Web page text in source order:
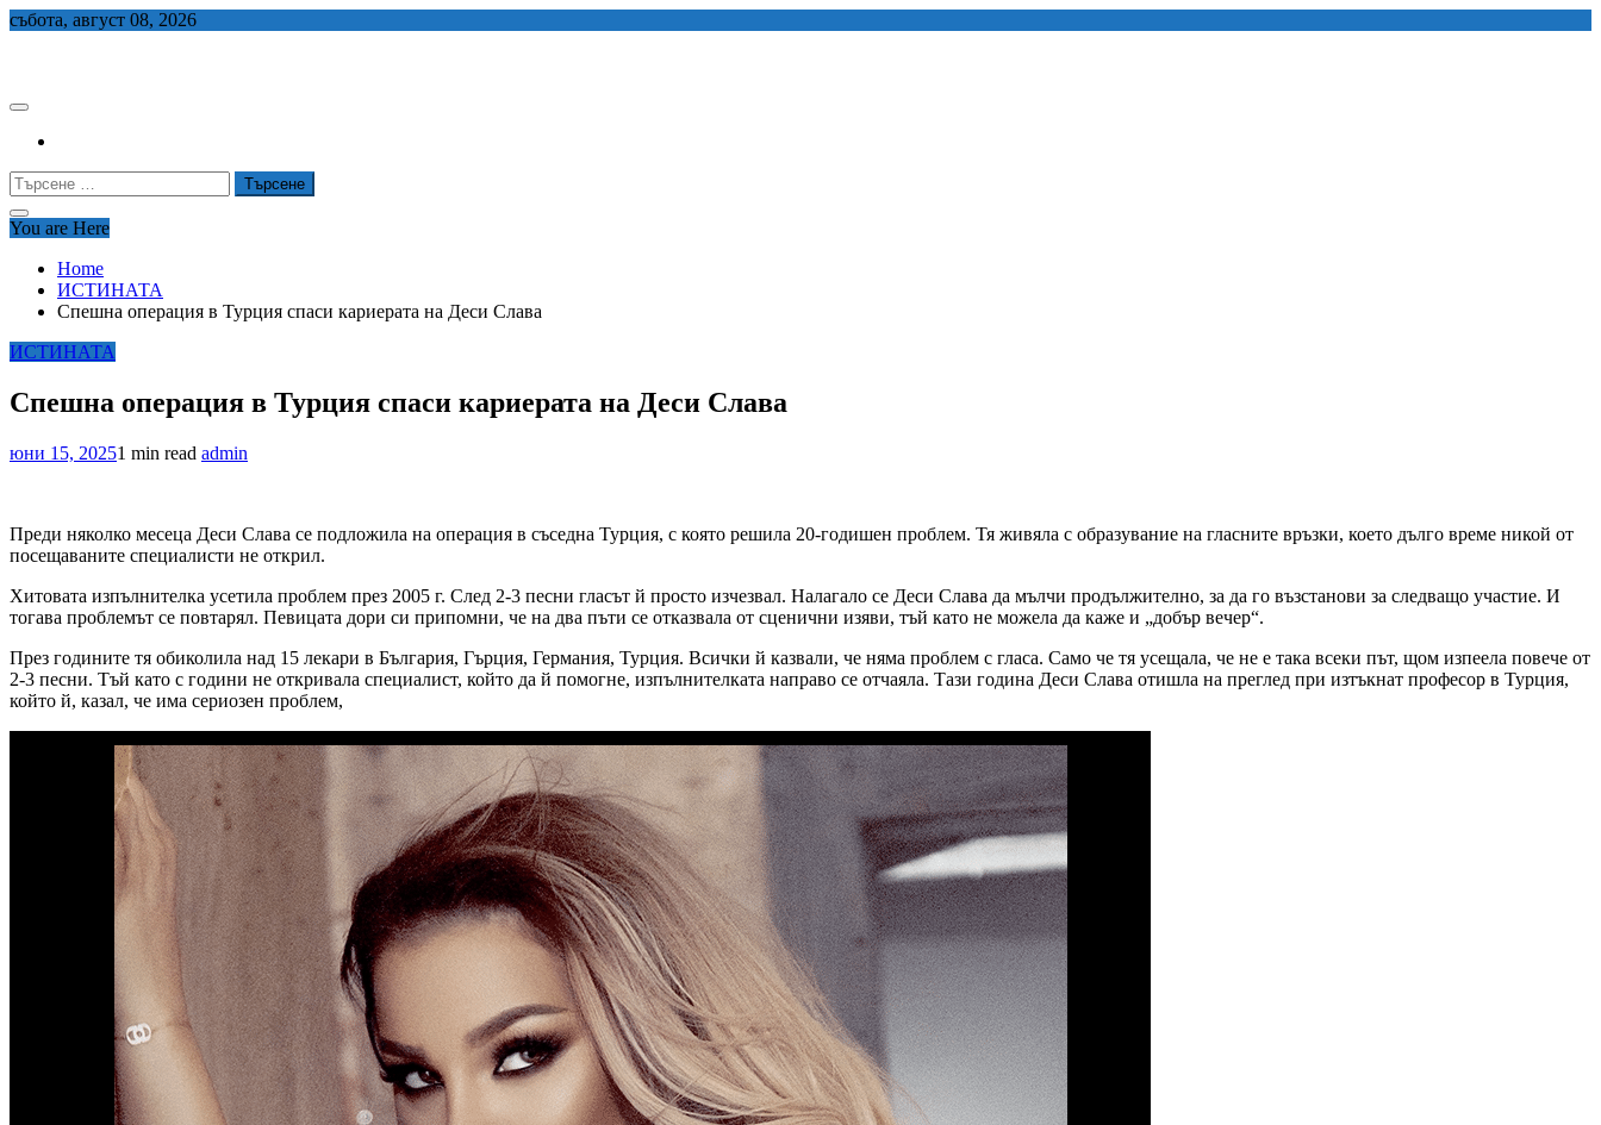
Skip
събота, август 08, 2026
Търсене
за:
You are Here
Home
ИСТИНАТА
Спешна операция в Турция спаси кариерата на Деси Слава
ИСТИНАТА
Спешна операция в Турция спаси кариерата на Деси Слава
юни 15, 20251 min read admin
Преди няколко месеца Деси Слава се подложила на операция в съседна Турция, с която решила 20-годишен проблем. Тя живяла с образувание на гласните връзки, което дълго време никой от
посещаваните специалисти не открил.
Хитовата изпълнителка усетила проблем през 2005 г. След 2-3 песни гласът й просто изчезвал. Налагало се Деси Слава да мълчи продължително, за да го възстанови за следващо участие. И
тогава проблемът се повтарял. Певицата дори си припомни, че на два пъти се отказвала от сценични изяви, тъй като не можела да каже и „добър вечер“.
През годините тя обиколила над 15 лекари в България, Гърция, Германия, Турция. Всички й казвали, че няма проблем с гласа. Само че тя усещала, че не е така всеки път, щом изпеела повече от
2-3 песни. Тъй като с години не откривала специалист, който да й помогне, изпълнителката направо се отчаяла. Тази година Деси Слава отишла на преглед при изтъкнат професор в Турция,
който й, казал, че има сериозен проблем,